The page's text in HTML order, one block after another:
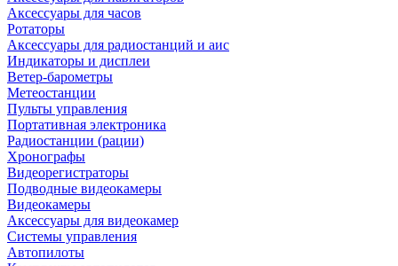
Аксессуары для часов
Ротаторы
Аксессуары для радиостанций и аис
Индикаторы и дисплеи
Ветер-барометры
Метеостанции
Пульты управления
Портативная электроника
Радиостанции (рации)
Хронографы
Видеорегистраторы
Подводные видеокамеры
Видеокамеры
Аксессуары для видеокамер
Системы управления
Автопилоты